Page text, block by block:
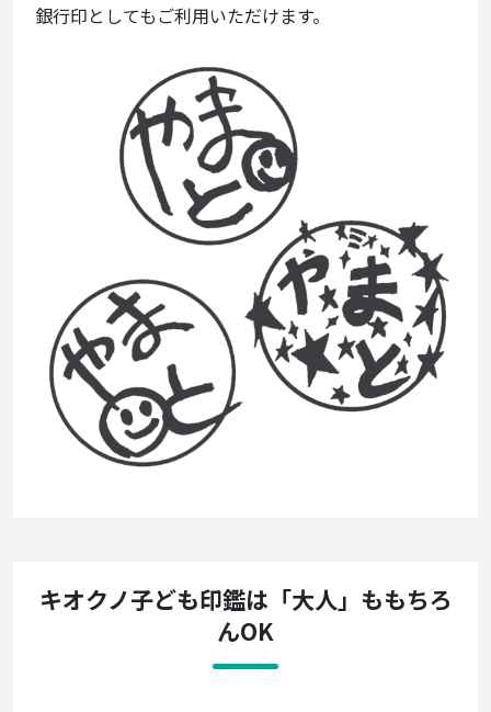
銀行印としてもご利用いただけます。
キオクノ子ども印鑑は「大人」ももちろ
んOK